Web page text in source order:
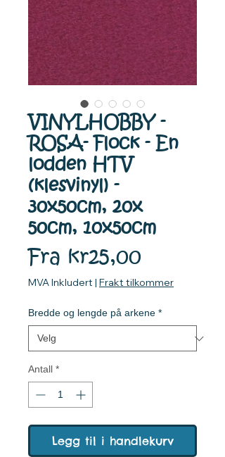
VINYLHOBBY -
ROSA- Flock - En
lodden HTV
(klesvinyl) -
30x50cm, 20x
50cm, 10x50cm
Fra kr25,00
MVA Inkludert | Frakt tilkommer
Bredde og lengde på arkene *
Antall *
Legg til i handlekurv